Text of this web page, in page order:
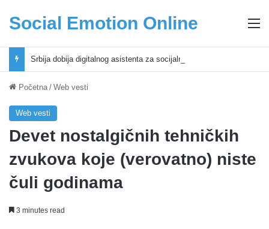
Social Emotion Online
Početna / Web vesti
Web vesti
Devet nostalgičnih tehničkih
zvukova koje (verovatno) niste
čuli godinama
3 minutes read